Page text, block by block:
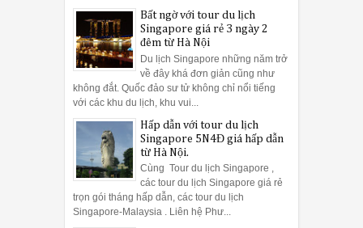
Bất ngờ với tour du lịch
Singapore giá rẻ 3 ngày 2
đêm từ Hà Nội
Du lịch Singapore những năm trở
về đây khá đơn giản cũng như
không đắt. Quốc đảo sư tử không chỉ nổi tiếng
với các khu du lịch, khu vui...
Hấp dẫn với tour du lịch
Singapore 5N4Đ giá hấp dẫn
từ Hà Nội.
Cùng Tour du lịch Singapore ,
các tour du lịch Singapore giá rẻ
trọn gói tháng hấp dẫn, các tour du lịch
Singapore-Malaysia . Liên hệ Phư...